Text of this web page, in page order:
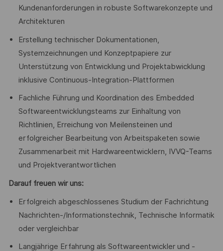
Kundenanforderungen in robuste Softwarekonzepte und
Architekturen
Erstellung technischer Dokumentationen,
Systemzeichnungen und Konzeptpapiere zur
Unterstützung von Entwicklung und Projektabwicklung
inklusive Continuous-Integration-Plattformen
Fachliche Führung und Koordination des Embedded
Softwareentwicklungsteams zur Einhaltung von
Richtlinien, Erreichung von Meilensteinen und
erfolgreicher Bearbeitung von Arbeitspaketen sowie
Zusammenarbeit mit Hardwareentwicklern, IVVQ-Teams
und Projektverantwortlichen
Darauf freuen wir uns:
Erfolgreich abgeschlossenes Studium der Fachrichtung
Nachrichten-/Informationstechnik, Technische Informatik
oder vergleichbar
Langjährige Erfahrung als Softwareentwickler und -